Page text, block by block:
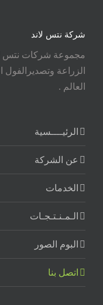
شركة نتس لاند
مجموعة شركات نتس
الزراعة وتصديرالفول
العالم .
الرئيــــسية
عن الشركة
الخدمات
الـمـنـتـجـات
البوم الصور
اتصل بنا